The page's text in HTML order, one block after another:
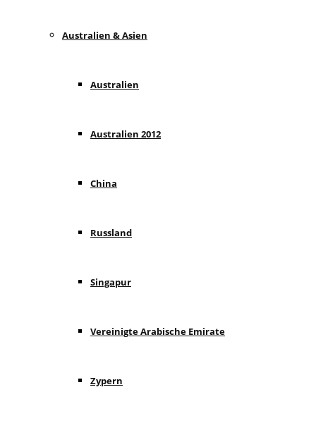
Australien & Asien
Australien
Australien 2012
China
Russland
Singapur
Vereinigte Arabische Emirate
Zypern